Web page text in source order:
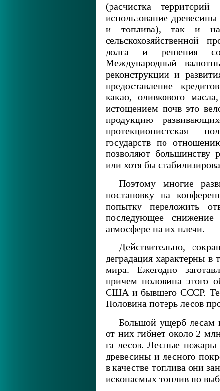
(расчистка территорий
использование древесины
и топлива), так и
сельскохозяйственной
долга и решения
Международный
реконструкции и
предоставление
какао, оливкового
истощением почв это
продукцию
протекционистская
государств по
позволяют большинству
или хотя бы
Поэтому многие
постановку на
попытку переложить
последующее снижение
атмосфере на их плечи.
Действительно,
деградация характерны в
мира. Ежегодно
причем половина этого
США и бывшего СССР.
Половина потерь лесов
Большой ущерб лесам
от них гибнет около 2
га лесов. Лесные пожары
древесины и лесного
в качестве топлива они
ископаемых топлив по